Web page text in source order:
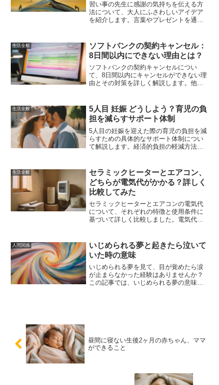
習い事の先生に感謝の気持ちを伝える方
法について、大人にふさわしいアイデア
を紹介します。言葉やプレゼントを通じ
ギフトアイデアも満載です。
生活全般
ソフトバンクの契約キャンセル：
8日間以内にできない理由とは？
ソフトバンクの契約キャンセルについ
て、8日間以内にキャンセルができない理
由とその対策を詳しく解説します。他の
生活全般
5人目 妊娠 どうしよう？育児の負
担を減らすサポート体制
5人目の妊娠を迎えた際の育児の負担を減
らすための具体的なサポート体制につい
て解説します。経済的負担の軽減方法、
て実際の体験談から学ぶ成功事例を紹介
します。
生活全般
セラミックヒーターとエアコン、
どちらが電気代がかかる？詳しく
比較してみた
セラミックヒーターとエアコンの電気代
について、それぞれの特徴と使用条件に
基づいて詳しく比較しました。電気代を
合った暖房器具選びのお手伝いをしま
す。
人間関係
いじめられる夢と起きたら泣いて
いた時の意味
いじめられる夢を見て、目が覚めたら涙
が止まらなかった経験はありませんか？
この記事では、いじめられる夢の意味や
昼間に寝ない生後2ヶ月の赤ちゃん、ママ
ができること